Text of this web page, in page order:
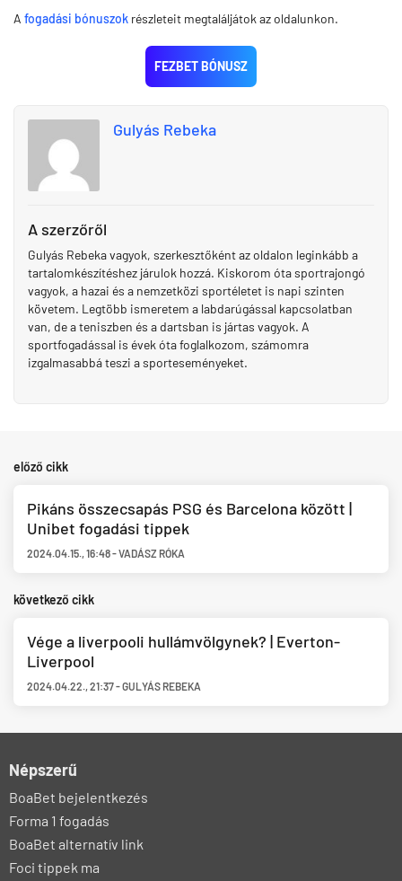
A fogadási bónuszok részleteit megtaláljátok az oldalunkon.
FEZBET BÓNUSZ
Gulyás Rebeka
A szerzőről
Gulyás Rebeka vagyok, szerkesztőként az oldalon leginkább a
tartalomkészítéshez járulok hozzá. Kiskorom óta sportrajongó
vagyok, a hazai és a nemzetközi sportéletet is napi szinten
követem. Legtöbb ismeretem a labdarúgással kapcsolatban
van, de a teniszben és a dartsban is jártas vagyok. A
sportfogadással is évek óta foglalkozom, számomra
izgalmasabbá teszi a sporteseményeket.
előző cikk
Pikáns összecsapás PSG és Barcelona között |
Unibet fogadási tippek
2024.04.15.,16:48-VADÁSZ RÓKA
következő cikk
Vége a liverpooli hullámvölgynek? | Everton-
Liverpool
2024.04.22.,21:37-GULYÁS REBEKA
Népszerű
BoaBet bejelentkezés
Forma 1 fogadás
BoaBet alternatív link
Foci tippek ma